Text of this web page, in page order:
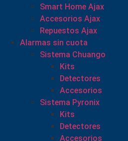
Smart Home Ajax
Accesorios Ajax
Repuestos Ajax
Alarmas sin cuota
Sistema Chuango
Kits
Detectores
Accesorios
Sistema Pyronix
Kits
Detectores
Accesorios